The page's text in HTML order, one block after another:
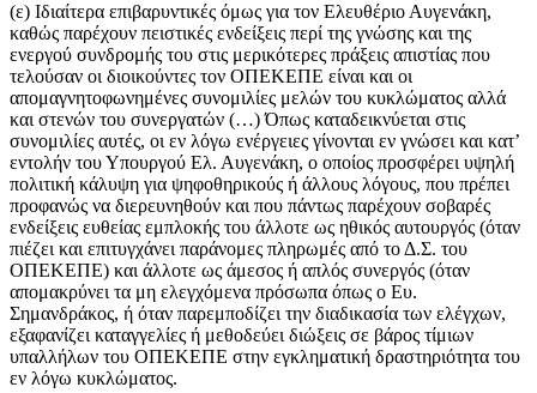
(ε) Ιδιαίτερα επιβαρυντικές όμως για τον Ελευθέριο Αυγενάκη,
καθώς παρέχουν πειστικές ενδείξεις περί της γνώσης και της
ενεργού συνδρομής του στις μερικότερες πράξεις απιστίας που
τελούσαν οι διοικούντες τον ΟΠΕΚΕΠΕ είναι και οι
απομαγνητοφωνημένες συνομιλίες μελών του κυκλώματος αλλά
και στενών του συνεργατών (…) Όπως καταδεικνύεται στις
συνομιλίες αυτές, οι εν λόγω ενέργειες γίνονται εν γνώσει και κατ’
εντολήν του Υπουργού Ελ. Αυγενάκη, ο οποίος προσφέρει υψηλή
πολιτική κάλυψη για ψηφοθηρικούς ή άλλους λόγους, που πρέπει
προφανώς να διερευνηθούν και που πάντως παρέχουν σοβαρές
ενδείξεις ευθείας εμπλοκής του άλλοτε ως ηθικός αυτουργός (όταν
πιέζει και επιτυγχάνει παράνομες πληρωμές από το Δ.Σ. του
ΟΠΕΚΕΠΕ) και άλλοτε ως άμεσος ή απλός συνεργός (όταν
απομακρύνει τα μη ελεγχόμενα πρόσωπα όπως ο Ευ.
Σημανδράκος, ή όταν παρεμποδίζει την διαδικασία των ελέγχων,
εξαφανίζει καταγγελίες ή μεθοδεύει διώξεις σε βάρος τίμιων
υπαλλήλων του ΟΠΕΚΕΠΕ στην εγκληματική δραστηριότητα του
εν λόγω κυκλώματος.